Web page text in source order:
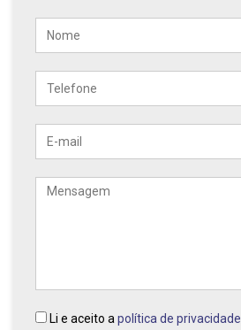
Nome
Telefone
mail
Mensagem
Li e aceito a política de privacidade